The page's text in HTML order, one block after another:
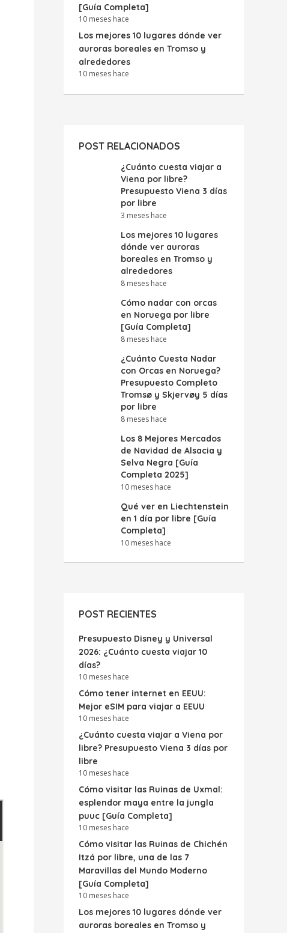
[Guía Completa]
10 meses hace
Los mejores 10 lugares dónde ver
auroras boreales en Tromso y
alrededores
10 meses hace
POST RELACIONADOS
¿Cuánto cuesta viajar a
Viena por libre?
Presupuesto Viena 3 días
por libre
3 meses hace
Los mejores 10 lugares
dónde ver auroras
boreales en Tromso y
alrededores
8 meses hace
Cómo nadar con orcas
en Noruega por libre
[Guía Completa]
8 meses hace
¿Cuánto Cuesta Nadar
con Orcas en Noruega?
Presupuesto Completo
Tromsø y Skjervøy 5 días
por libre
8 meses hace
Los 8 Mejores Mercados
de Navidad de Alsacia y
Selva Negra [Guía
Completa 2025]
10 meses hace
Qué ver en Liechtenstein
en 1 día por libre [Guía
Completa]
10 meses hace
POST RECIENTES
Presupuesto Disney y Universal
2026: ¿Cuánto cuesta viajar 10
días?
10 meses hace
Cómo tener internet en EEUU:
Mejor eSIM para viajar a EEUU
10 meses hace
¿Cuánto cuesta viajar a Viena por
libre? Presupuesto Viena 3 días por
libre
10 meses hace
Cómo visitar las Ruinas de Uxmal:
esplendor maya entre la jungla
puuc [Guía Completa]
10 meses hace
Cómo visitar las Ruinas de Chichén
Itzá por libre, una de las 7
Maravillas del Mundo Moderno
[Guía Completa]
10 meses hace
Los mejores 10 lugares dónde ver
auroras boreales en Tromso y